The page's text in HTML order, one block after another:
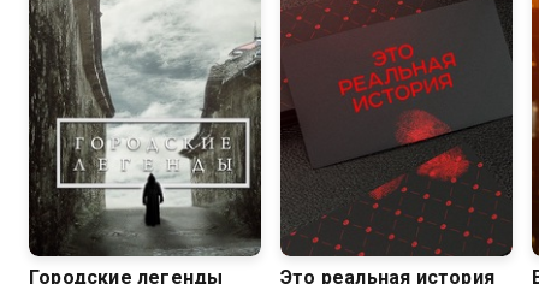
4.7
Городские легенды Это реальная история